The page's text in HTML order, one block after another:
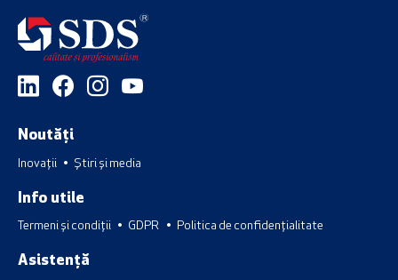
Noutăți
Inovații Știri și media
Info utile
Termeni și condiții GDPR Politica de confidențialitate
Asistență